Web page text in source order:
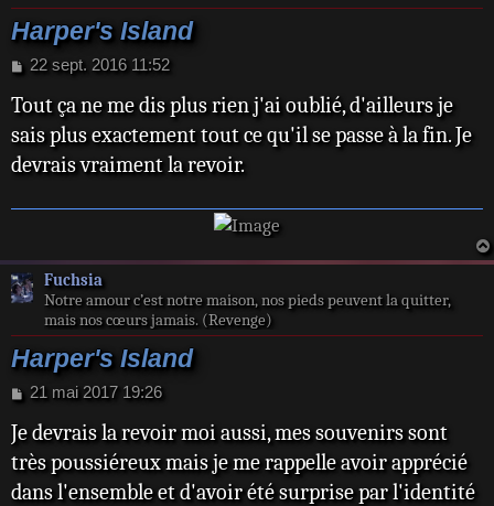
Harper's Island
M
s
s
a
g
22 sept. 2016 11:52
Tout ça ne me dis plus rien j'ai oublié, d'ailleurs je
sais plus exactement tout ce qu'il se passe à la fin. Je
devrais vraiment la revoir.
Fuchsia
Notre amour c’est notre maison, nos pieds peuvent la quitter,
mais nos cœurs jamais. (Revenge)
Harper's Island
M
s
s
a
g
21 mai 2017 19:26
Je devrais la revoir moi aussi, mes souvenirs sont
très poussiéreux mais je me rappelle avoir apprécié
dans l'ensemble et d'avoir été surprise par l'identité